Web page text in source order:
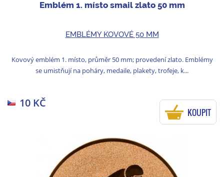
Emblém 1. místo smail zlato 50 mm
EMBLÉMY KOVOVÉ 50 MM
Kovový emblém 1. místo, průměr 50 mm; provedení zlato. Emblémy
se umistňují na poháry, medaile, plakety, trofeje, k...
10 KČ
KOUPIT